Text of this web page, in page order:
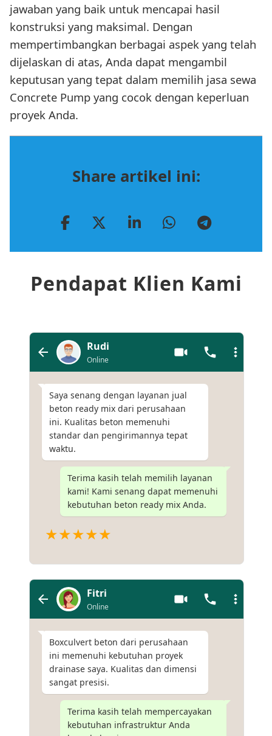
jawaban yang baik untuk mencapai hasil
konstruksi yang maksimal. Dengan
mempertimbangkan berbagai aspek yang telah
dijelaskan di atas, Anda dapat mengambil
keputusan yang tepat dalam memilih jasa sewa
Concrete Pump yang cocok dengan keperluan
proyek Anda.
Share artikel ini:
Pendapat Klien Kami
Rudi
Online
Saya senang dengan layanan jual
beton ready mix dari perusahaan
ini. Kualitas beton memenuhi
standar dan pengirimannya tepat
waktu.
Terima kasih telah memilih layanan
kami! Kami senang dapat memenuhi
kebutuhan beton ready mix Anda.
★★★★★
Fitri
Online
Boxculvert beton dari perusahaan
ini memenuhi kebutuhan proyek
drainase saya. Kualitas dan dimensi
sangat presisi.
Terima kasih telah mempercayakan
kebutuhan infrastruktur Anda